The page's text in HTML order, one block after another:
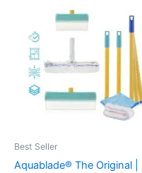
Best Seller
Aquablade® The Original |
prodotto
varianti.
opzioni
possono